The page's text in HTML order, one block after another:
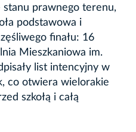
prawnego terenu,
podstawowa i
finału: 16
Mieszkaniowa im.
list intencyjny w
co otwiera wielorakie
szkołą i całą